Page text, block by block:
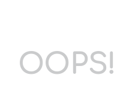
OOPS!